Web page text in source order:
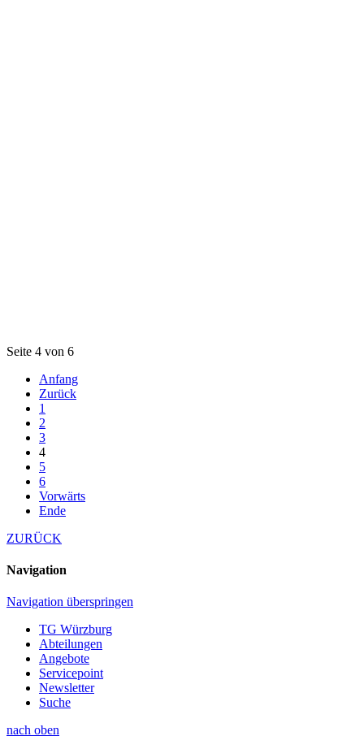
Seite 4 von 6
Anfang
Zurück
1
2
3
4
5
6
Vorwärts
Ende
ZURÜCK
Navigation
Navigation überspringen
TG Würzburg
Abteilungen
Angebote
Servicepoint
Newsletter
Suche
nach oben